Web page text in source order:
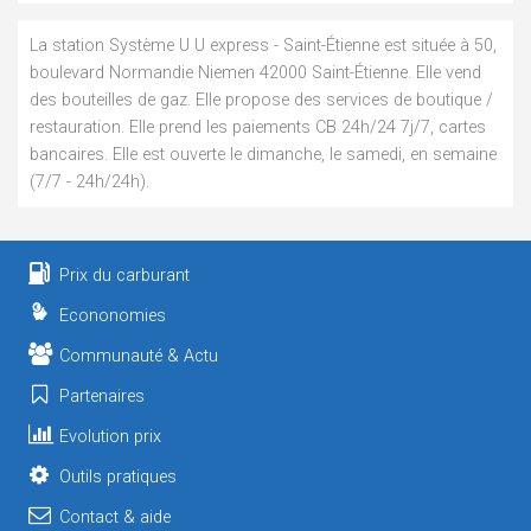
La station Système U U express - Saint-Étienne est située à 50,
boulevard Normandie Niemen 42000 Saint-Étienne. Elle vend
des bouteilles de gaz. Elle propose des services de boutique /
restauration. Elle prend les paiements CB 24h/24 7j/7, cartes
bancaires. Elle est ouverte le dimanche, le samedi, en semaine
(7/7 - 24h/24h).
Prix du carburant
Econonomies
Communauté & Actu
Partenaires
Evolution prix
Outils pratiques
Contact & aide